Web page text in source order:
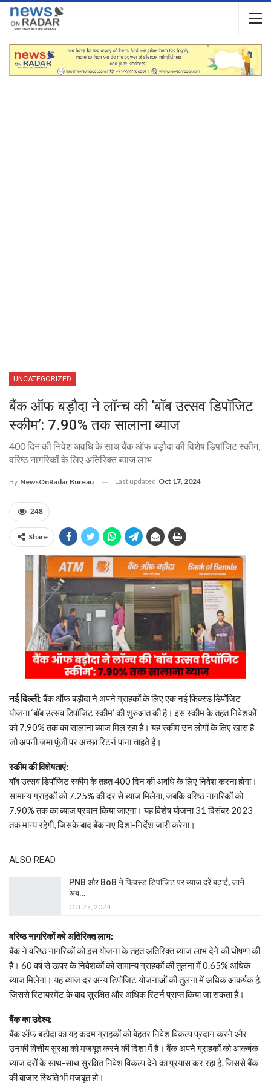
UNCATEGORIZED
बैंक ऑफ बड़ौदा ने लॉन्च की ‘बॉब उत्सव डिपॉजिट
स्कीम’: 7.90% तक सालाना ब्याज
400 दिन की निवेश अवधि के साथ बैंक ऑफ बड़ौदा की विशेष डिपॉजिट स्कीम,
वरिष्ठ नागरिकों के लिए अतिरिक्त ब्याज लाभ
By NewsOnRadar Bureau Last updated Oct 17, 2024
248
Share
नई दिल्ली: बैंक ऑफ बड़ौदा ने अपने ग्राहकों के लिए एक नई फिक्स्ड डिपॉजिट
योजना ‘बॉब उत्सव डिपॉजिट स्कीम’ की शुरुआत की है। इस स्कीम के तहत निवेशकों
को 7.90% तक का सालाना ब्याज मिल रहा है। यह स्कीम उन लोगों के लिए खास है
जो अपनी जमा पूंजी पर अच्छा रिटर्न पाना चाहते हैं।
स्कीम की विशेषताएं:
बॉब उत्सव डिपॉजिट स्कीम के तहत 400 दिन की अवधि के लिए निवेश करना होगा।
सामान्य ग्राहकों को 7.25% की दर से ब्याज मिलेगा, जबकि वरिष्ठ नागरिकों को
7.90% तक का ब्याज प्रदान किया जाएगा। यह विशेष योजना 31 दिसंबर 2023
तक मान्य रहेगी, जिसके बाद बैंक नए दिशा-निर्देश जारी करेगा।
ALSO READ
PNB और BoB ने फिक्स्ड डिपॉजिट पर ब्याज दरें बढ़ाईं, जानें
अब…
Oct 27, 2024
वरिष्ठ नागरिकों को अतिरिक्त लाभ:
बैंक ने वरिष्ठ नागरिकों को इस योजना के तहत अतिरिक्त ब्याज लाभ देने की घोषणा की
है। 60 वर्ष से ऊपर के निवेशकों को सामान्य ग्राहकों की तुलना में 0.65% अधिक
ब्याज मिलेगा। यह ब्याज दर अन्य डिपॉजिट योजनाओं की तुलना में अधिक आकर्षक है,
जिससे रिटायरमेंट के बाद सुरक्षित और अधिक रिटर्न प्राप्त किया जा सकता है।
बैंक का उद्देश्य:
बैंक ऑफ बड़ौदा का यह कदम ग्राहकों को बेहतर निवेश विकल्प प्रदान करने और
उनकी वित्तीय सुरक्षा को मजबूत करने की दिशा में है। बैंक अपने ग्राहकों को आकर्षक
ब्याज दरों के साथ-साथ सुरक्षित निवेश विकल्प देने का प्रयास कर रहा है, जिससे बैंक
की बाजार स्थिति भी मजबूत हो।